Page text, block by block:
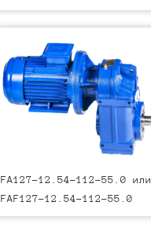
FA127-12.54-112-55.0 или
FAF127-12.54-112-55.0